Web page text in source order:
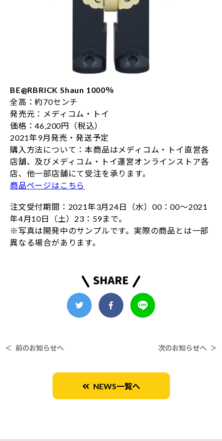
BE@RBRICK Shaun 1000％
全高：約70センチ
発売元：メディコム・トイ
価格：46,200円（税込）
2021年9月発売・発送予定
購入方法について：本商品はメディコム・トイ直営各
店舗、及びメディコム・トイ運営オンラインストア各
店、他一部店舗にて受注を承ります。
商品ページはこちら
注文受付期間：2021年3月24日（水）00：00～2021
年4月10日（土）23：59まで。
※写真は開発中のサンプルです。実際の商品とは一部
異なる場合があります。
＜ 前のお知らせへ 次のお知らせへ ＞
NEWS一覧へ